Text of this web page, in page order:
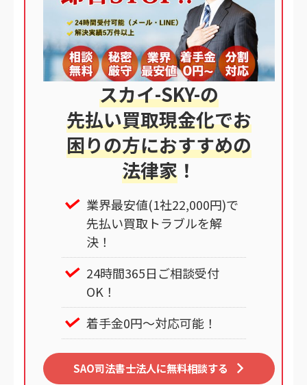
スカイ-SKY-の
先払い買取現金化でお
困りの方におすすめの
法律家 ！
業界最安値(1社22,000円)で
先払い買取トラブルを解
決！
24時間365日ご相談受付
OK！
着手金0円～対応可能！
SAO司法書士法人に無料相談する